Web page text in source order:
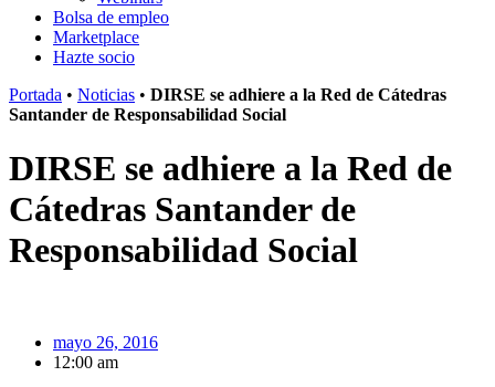
Bolsa de empleo
Marketplace
Hazte socio
Portada • Noticias • DIRSE se adhiere a la Red de Cátedras
Santander de Responsabilidad Social
DIRSE se adhiere a la Red de
Cátedras Santander de
Responsabilidad Social
mayo 26, 2016
12:00 am